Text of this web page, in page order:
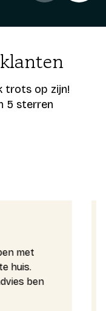
trots op zijn!
5 sterren